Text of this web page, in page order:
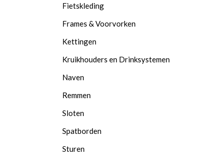
Fietskleding
Frames & Voorvorken
Kettingen
Kruikhouders en Drinksystemen
Naven
Remmen
Sloten
Spatborden
Sturen